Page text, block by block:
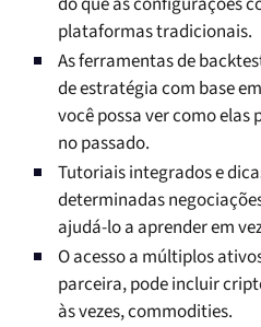
plataformas tradicionais.
As ferramentas de
de estratégia com base
você possa ver como
no passado.
Tutoriais integrados e
determinadas
ajudá-lo a aprender em
O acesso a múltiplos
parceira, pode incluir
às vezes, commodities.